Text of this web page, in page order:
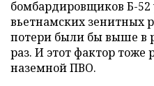
бомбардировщиков Б-
вьетнамских зенитных
потери были бы выше в
раз. И этот фактор тоже
наземной ПВО.